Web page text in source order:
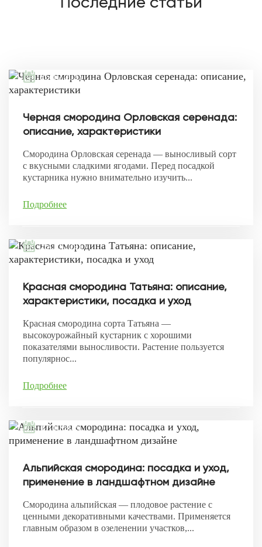
26.10.2021
Черная смородина Орловская серенада:
описание, характеристики
Смородина Орловская серенада — выносливый сорт
с вкусными сладкими ягодами. Перед посадкой
кустарника нужно внимательно изучить...
Подробнее
25.10.2021
Красная смородина Татьяна: описание,
характеристики, посадка и уход
Красная смородина сорта Татьяна —
высокоурожайный кустарник с хорошими
показателями выносливости. Растение пользуется
популярнос...
Подробнее
17.10.2021
Альпийская смородина: посадка и уход,
применение в ландшафтном дизайне
Смородина альпийская — плодовое растение с
ценными декоративными качествами. Применяется
главным образом в озеленении участков,...